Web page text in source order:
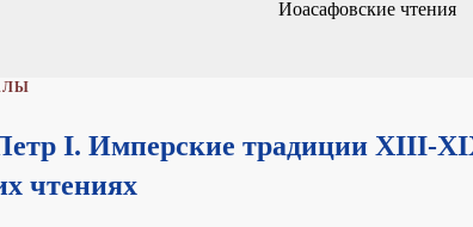
Иоасафовские чтения
I. Имперские традиции XIII-
чтениях